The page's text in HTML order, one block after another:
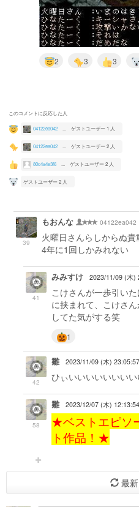
2 3 3
このコメントに反応した人
04122ea042 ゲストユーザー 1 人
04122ea042 ゲストユーザー 2 人
80c4a4e3f6 ゲストユーザー 2 人
ゲストユーザー 2 人
39
もおんな 04122ea042
火曜日さんらしからぬ
4年に1回しかみれない
41
みみすけ 2023/11/09 (木)
こけさんが一歩引い
に挟まれて、こけさ
してた気がする笑
1
42
雛 2023/11/09 (木) 23:05:57
ひぃいいいいいいいい
58
雛 2023/12/07 (木) 12:13:54
★ベストエピソ
ト作品！★
最